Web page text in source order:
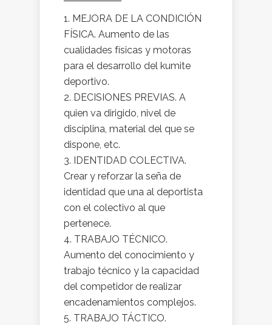
MEJORA DE LA CONDICIÓN
FÍSICA. Aumento de las
cualidades físicas y motoras
para el desarrollo del kumite
deportivo.
DECISIONES PREVIAS. A
quien va dirigido, nivel de
disciplina, material del que se
dispone, etc.
IDENTIDAD COLECTIVA.
Crear y reforzar la seña de
identidad que una al deportista
con el colectivo al que
pertenece.
TRABAJO TÉCNICO.
Aumento del conocimiento y
trabajo técnico y la capacidad
del competidor de realizar
encadenamientos complejos.
TRABAJO TÁCTICO.